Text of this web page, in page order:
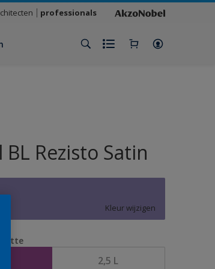
professionals
Rezisto Satin
Kleur wijzigen
2,5 L